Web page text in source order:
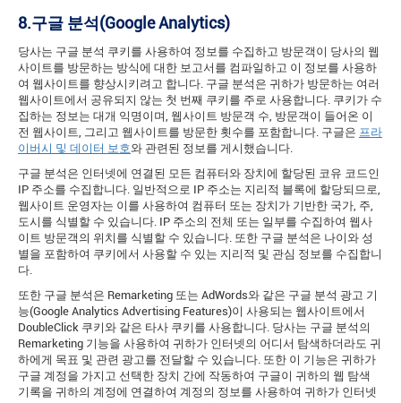
8.구글 분석 (Google Analytics)
당사는 구글 분석 쿠키를 사용하여 정보를 수집하고 방문객이 당사의 웹
사이트를 방문하는 방식에 대한 보고서를 컴파일하고 이 정보를 사용하
여 웹사이트를 향상시키려고 합니다. 구글 분석은 귀하가 방문하는 여러
웹사이트에서 공유되지 않는 첫 번째 쿠키를 주로 사용합니다. 쿠키가 수
집하는 정보는 대개 익명이며, 웹사이트 방문객 수, 방문객이 들어온 이
전 웹사이트, 그리고 웹사이트를 방문한 횟수를 포함합니다. 구글은 프라
이버시 및 데이터 보호와 관련된 정보를 게시했습니다.
구글 분석은 인터넷에 연결된 모든 컴퓨터와 장치에 할당된 코유 코드인
IP 주소를 수집합니다. 일반적으로 IP 주소는 지리적 블록에 할당되므로,
웹사이트 운영자는 이를 사용하여 컴퓨터 또는 장치가 기반한 국가, 주,
도시를 식별할 수 있습니다. IP 주소의 전체 또는 일부를 수집하여 웹사
이트 방문객의 위치를 식별할 수 있습니다. 또한 구글 분석은 나이와 성
별을 포함하여 쿠키에서 사용할 수 있는 지리적 및 관심 정보를 수집합니
다.
또한 구글 분석은 Remarketing 또는 AdWords와 같은 구글 분석 광고 기
능(Google Analytics Advertising Features)이 사용되는 웹사이트에서
DoubleClick 쿠키와 같은 타사 쿠키를 사용합니다. 당사는 구글 분석의
Remarketing 기능을 사용하여 귀하가 인터넷의 어디서 탐색하더라도 귀
하에게 목표 및 관련 광고를 전달할 수 있습니다. 또한 이 기능은 귀하가
구글 계정을 가지고 선택한 장치 간에 작동하여 구글이 귀하의 웹 탐색
기록을 귀하의 계정에 연결하여 계정의 정보를 사용하여 귀하가 인터넷